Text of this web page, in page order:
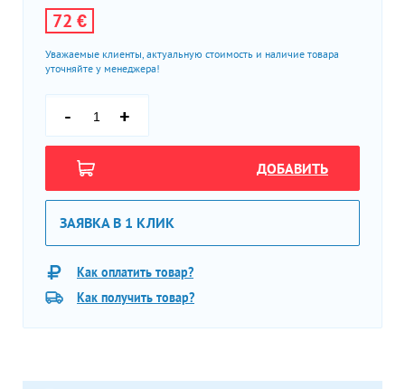
72 €
Уважаемые клиенты, актуальную стоимость и наличие товара
уточняйте у менеджера!
- +
ДОБАВИТЬ
ЗАЯВКА В 1 КЛИК
Как оплатить товар?
Как получить товар?